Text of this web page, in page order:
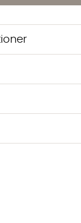
Starta chatten